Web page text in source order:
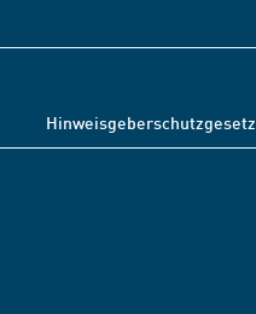
Hinweisgeberschutzgesetz